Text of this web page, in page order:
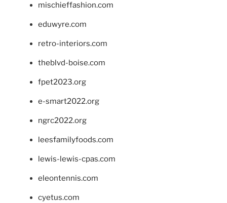
mischieffashion.com
eduwyre.com
retro-interiors.com
theblvd-boise.com
fpet2023.org
e-smart2022.org
ngrc2022.org
leesfamilyfoods.com
lewis-lewis-cpas.com
eleontennis.com
cyetus.com